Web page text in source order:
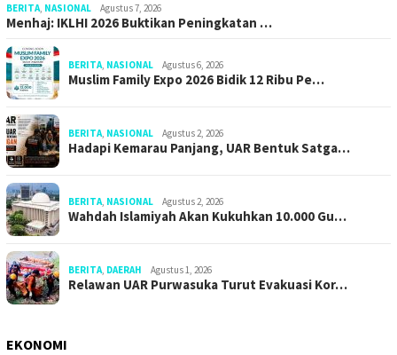
BERITA, NASIONAL Agustus 7, 2026
Menhaj: IKLHI 2026 Buktikan Peningkatan …
BERITA, NASIONAL Agustus 6, 2026
Muslim Family Expo 2026 Bidik 12 Ribu Pe…
BERITA, NASIONAL Agustus 2, 2026
Hadapi Kemarau Panjang, UAR Bentuk Satga…
BERITA, NASIONAL Agustus 2, 2026
Wahdah Islamiyah Akan Kukuhkan 10.000 Gu…
BERITA, DAERAH Agustus 1, 2026
Relawan UAR Purwasuka Turut Evakuasi Kor…
EKONOMI